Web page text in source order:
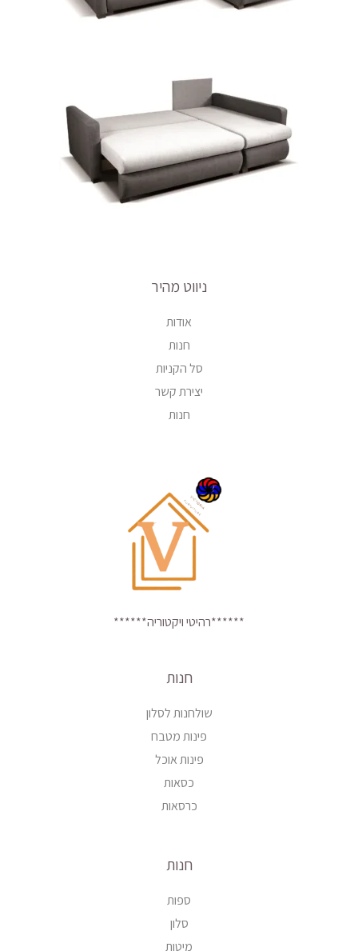
ניווט מהיר
אודות
חנות
סל הקניות
יצירת קשר
חנות
******רהיטי ויקטוריה******
חנות
שולחנות לסלון
פינות מטבח
פינות אוכל
כסאות
כרסאות
חנות
ספות
סלון
מיטות